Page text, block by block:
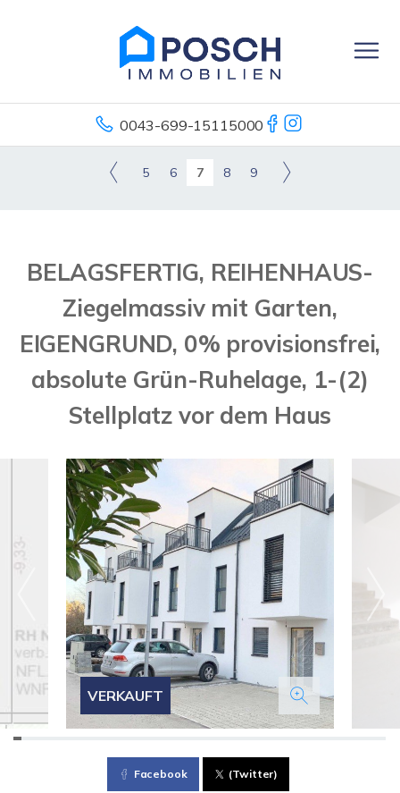
0043-699-15115000
5 6 7 8 9
BELAGSFERTIG, REIHENHAUS-
Ziegelmassiv mit Garten,
EIGENGRUND, 0% provisionsfrei,
absolute Grün-Ruhelage, 1-(2)
Stellplatz vor dem Haus
VERKAUFT
Facebook (Twitter)